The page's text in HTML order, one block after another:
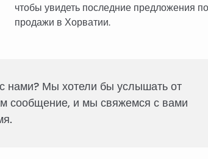
чтобы увидеть последние предложения
продажи в Хорватии.
с нами? Мы хотели бы услышать от
сообщение, и мы свяжемся с вами